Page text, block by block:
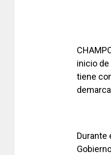
inicio
tiene
Durante